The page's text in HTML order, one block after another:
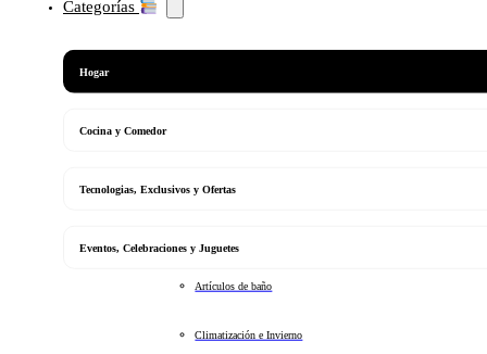
Categorías
Hogar
Cocina y Comedor
Tecnologias, Exclusivos y Ofertas
Eventos, Celebraciones y Juguetes
Artículos de baño
Climatización e Invierno